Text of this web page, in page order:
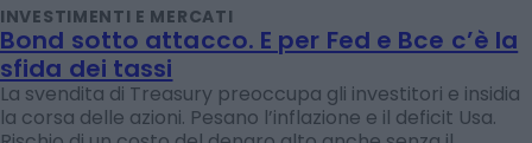
INVESTIMENTI E MERCATI
Bond sotto attacco. E per Fed e Bce c’è la
sfida dei tassi
La svendita di Treasury preoccupa gli investitori e insidia
la corsa delle azioni. Pesano l’inflazione e il deficit Usa.